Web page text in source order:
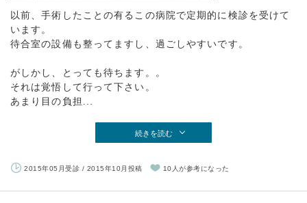
以前、手術したことの有るこの病院で定期的に検診を受けて
います。
待合室の設備も整ってますし、過ごしやすいです。
がしかし、とっても待ちます。。
それは覚悟して行って下さい。
あまり目の負担...
続きを読む
2015年05月受診 / 2015年10月投稿 10人が参考になった